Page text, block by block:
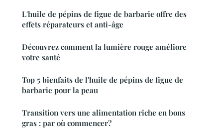
L'huile de pépins de figue de barbarie offre des
effets réparateurs et anti-âge
Découvrez comment la lumière rouge améliore
votre santé
Top 5 bienfaits de l'huile de pépins de figue de
barbarie pour la peau
Transition vers une alimentation riche en bons
gras : par où commencer?